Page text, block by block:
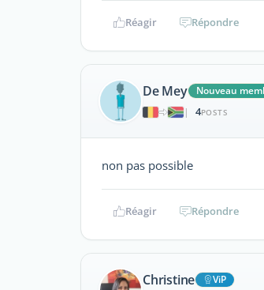
Réagir Répondre
De Mey
Nouveau
|
4POSTS
non pas possible
Réagir Répondre
Christine
ViP